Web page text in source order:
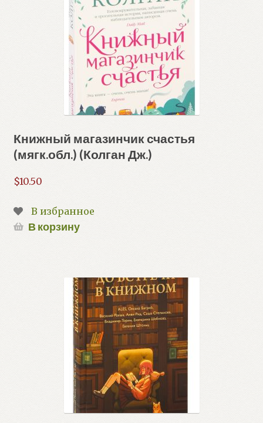
Книжный магазинчик счастья
(мягк.обл.) (Колган Дж.)
$10.50
В избранное
В корзину